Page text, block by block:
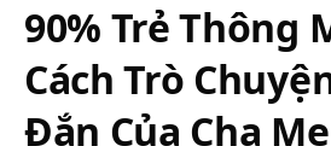
90% Trẻ Thông
Cách Trò
Đắn Của Cha Mẹ